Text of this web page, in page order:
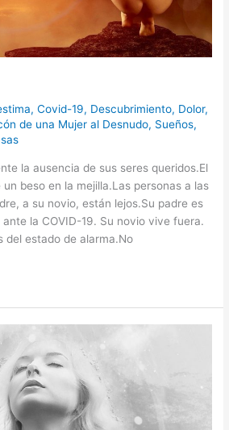
,Covid-19, Descubrimiento, Dolor,
de una Mujer al Desnudo, Sueños,
la ausencia de sus seres queridos.El
beso en la mejilla.Las personas a las
a su novio, están lejos.Su padre es
la COVID-19. Su novio vive fuera.
del estado de alarma.No